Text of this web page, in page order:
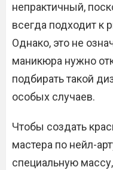
непрактичный,
всегда подходит к
Однако, это не
маникюра нужно
подбирать такой
особых случаев.
Чтобы создать
мастера по нейл-
специальную